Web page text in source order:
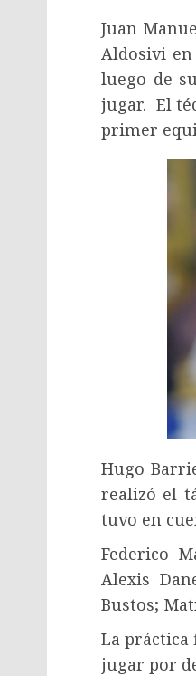
Juan
Aldosivi
luego de
jugar. El
primer
Hugo
realizó el
tuvo en
Federico
Alexis
Bustos;
La práctica
jugar por